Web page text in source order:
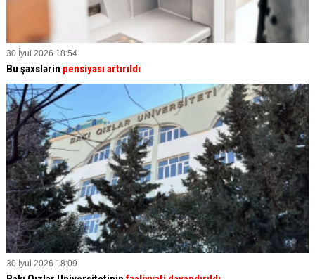
30 İyul 2026 18:54
Bu şəxslərin pensiyası artırıldı
30 İyul 2026 18:09